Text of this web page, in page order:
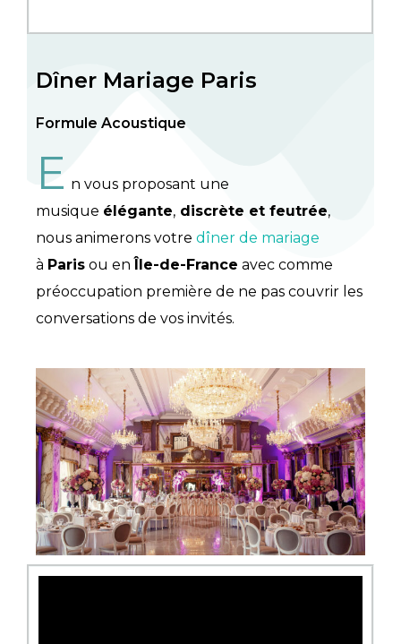
Dîner Mariage Paris
Formule Acoustique
E n vous proposant une
musique élégante, discrète et feutrée,
nous animerons votre dîner de mariage
à Paris ou enÎle-de-France avec comme
préoccupation première de ne pas couvrir les
conversations de vos invités.